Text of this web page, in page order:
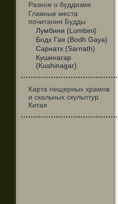
Разное о буддизме
Главные места
почитания Будды
Лумбини (Lumbini)
Бодх Гая (Bodh Gaya)
Сарнатх (Sarnath)
Кушинагар
(Kushinagar)
·······································
Карта пещерных храмов
и скальных скульптур
Китая
·······································